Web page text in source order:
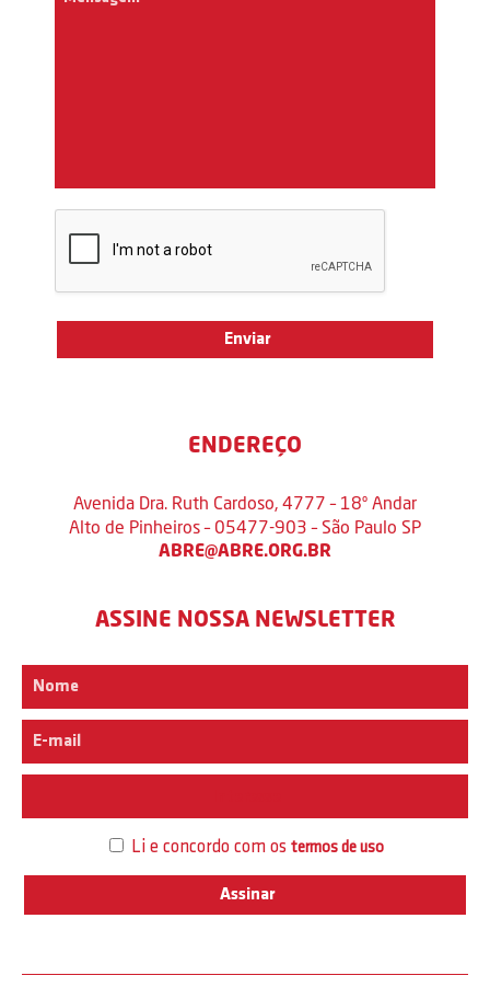
ENDEREÇO
Avenida Dra. Ruth Cardoso, 4777 – 18º Andar
Alto de Pinheiros – 05477-903 – São Paulo SP
ABRE@ABRE.ORG.BR
ASSINE NOSSA NEWSLETTER
Li e concordo com os termos de uso